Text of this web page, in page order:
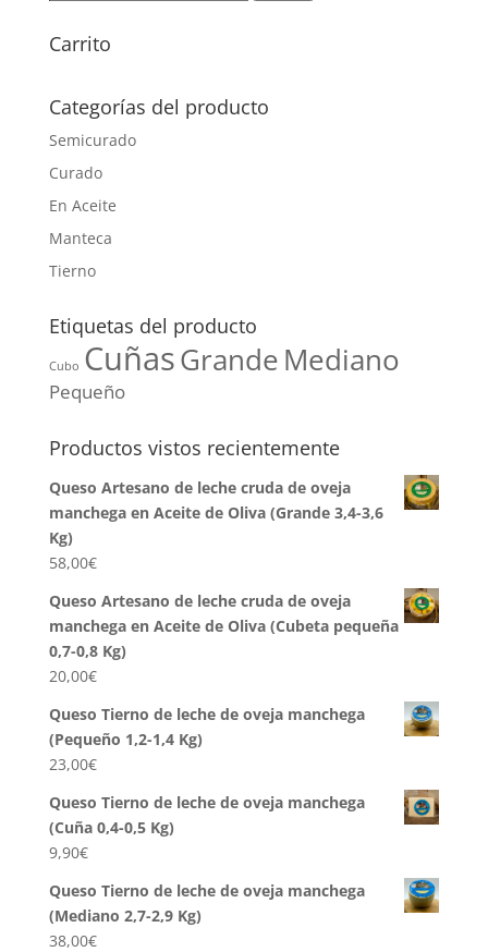
Carrito
Categorías del producto
Semicurado
Curado
En Aceite
Manteca
Tierno
Etiquetas del producto
Cubo CuñasGrandeMediano
Pequeño
Productos vistos recientemente
Queso Artesano de leche cruda de oveja
manchega en Aceite de Oliva (Grande 3,4-3,6
Kg)
58,00€
Queso Artesano de leche cruda de oveja
manchega en Aceite de Oliva (Cubeta pequeña
0,7-0,8 Kg)
20,00€
Queso Tierno de leche de oveja manchega
(Pequeño 1,2-1,4 Kg)
23,00€
Queso Tierno de leche de oveja manchega
(Cuña 0,4-0,5 Kg)
9,90€
Queso Tierno de leche de oveja manchega
(Mediano 2,7-2,9 Kg)
38,00€